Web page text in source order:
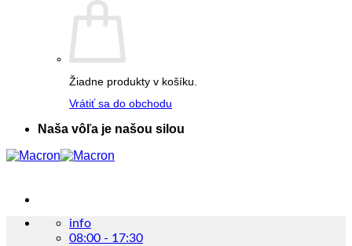
Žiadne produkty v košíku.
Vrátiť sa do obchodu
Naša vôľa je našou silou
info
08:00 - 17:30